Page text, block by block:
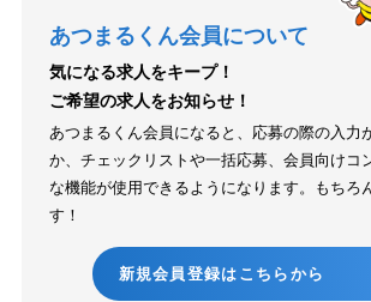
あつまるくん会員について
気になる求人をキープ！
ご希望の求人をお知らせ！
あつまるくん会員になると、応募の際の入力
か、チェックリストや一括応募、会員向けコ
な機能が使用できるようになります。もちろ
す！
新規会員登録はこちらから